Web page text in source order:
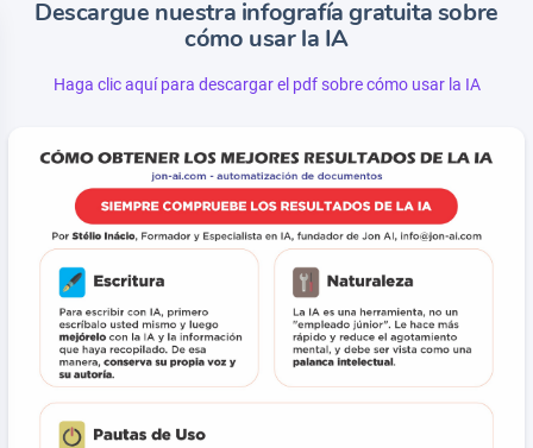
Descargue nuestra infografía gratuita sobre
cómo usar la IA
Haga clic aquí para descargar el pdf sobre cómo usar la IA